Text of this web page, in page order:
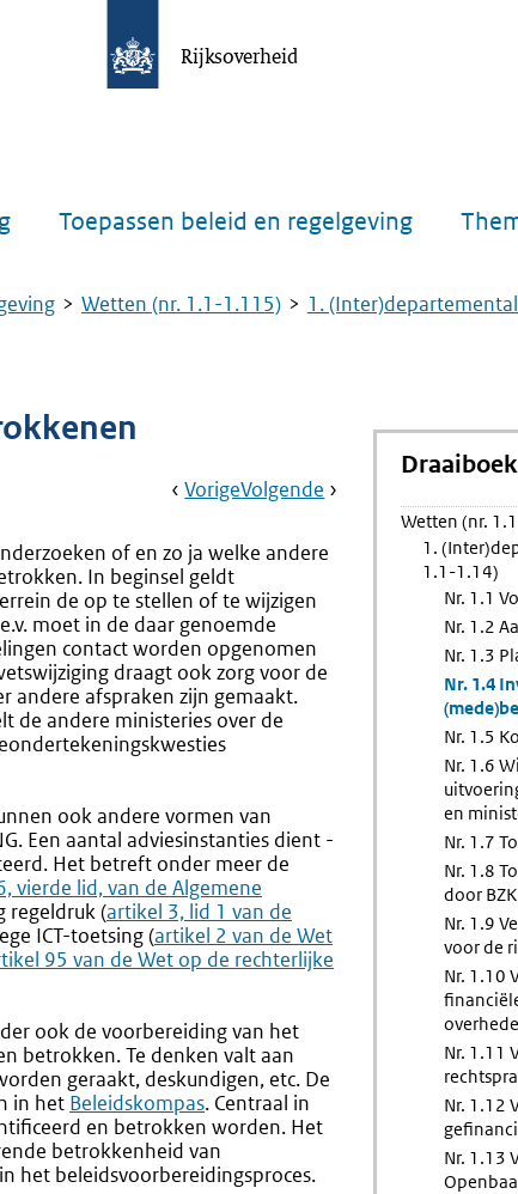
Rijksoverheid
Toepassen beleid en regelgeving
Wetten (nr. 1.1-1.115)
1.
Book
Ga
VorigePagina:
Planning
Ga
Volgende Pagina:
Koninkrijksaspecten
of en zo ja welke andere
In beginsel geldt
de op te stellen of te wijzigen
e.v. moet in de daar genoemde
contact worden opgenomen
draagt ook zorg voor de
andere afspraken zijn gemaakt.
de andere ministeries over de
ook andere vormen van
Een aantal adviesinstanties dient -
Het betreft onder meer de
vierde lid, van de Algemene
regeldruk (Externe
link:
artikel 3, lid 1 van de
ICT-toetsing (Externe
link:
artikel 2 van de Wet
95 van de Wet op de rechterlijke
ook de voorbereiding van het
betrokken. Te denken valt aan
geraakt, deskundigen, etc. De
in het Externe
link:
Beleidskompas. Centraal in
en betrokken worden. Het
betrokkenheid van
het beleidsvoorbereidingsproces.
Wetten (nr.
1.
1.1-1.14)
Nr. 1.1
Nr. 1.2
Nr. 1.3
Nr. 1.4
Nr. 1.5
Nr. 1.6
en
Nr. 1.7
Nr. 1.8
door BZK
Nr. 1.9
voor de
Nr. 1.10
Nr. 1.11
Nr. 1.12
Nr. 1.13